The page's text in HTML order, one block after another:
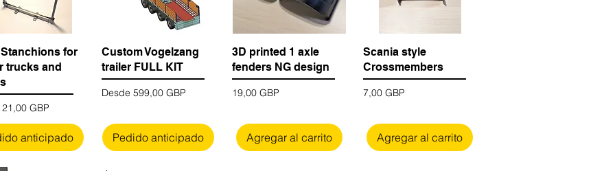
Stanchions for
trucks and
21,00 GBP
oferta
anticipado
Custom Vogelzang
trailer FULL KIT
Desde 599,00 GBP
Precio de oferta
Pedido anticipado
3D printed 1 axle
fenders NG design
Precio
19,00 GBP
Agregar al carrito
Scania style
Crossmembers
Precio
7,00 GBP
Agregar al carrito